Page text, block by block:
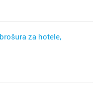
za hotele,